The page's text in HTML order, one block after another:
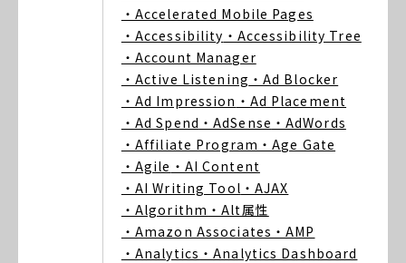
・Accelerated Mobile Pages
・Accessibility ・Accessibility Tree
・Account Manager
・Active Listening ・Ad Blocker
・Ad Impression ・Ad Placement
・Ad Spend ・AdSense ・AdWords
・Affiliate Program ・Age Gate
・Agile ・AI Content
・AI Writing Tool ・AJAX
・Algorithm ・Alt属性
・Amazon Associates ・AMP
・Analytics ・Analytics Dashboard